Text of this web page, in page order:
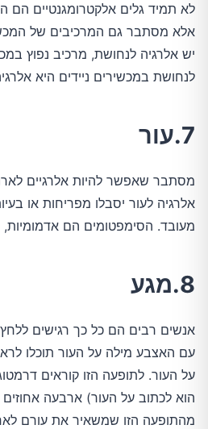
לא תמיד גלים אלקטרומגנטיים הם
אלא מסתבר גם המרכיבים של
יש אלרגיה לנחושת, מרכיב נפוץ
לנחושת במכשירים ניידים היא
7.עור
מסתבר שאפשר להיות אלרגיים
אלרגיה לעור יסבלו מפריחות או
מעובד. הסימפטומים הם אדמומיות,
8.מגע
אנשים רבים הם כל כך רגישים
עם האצבע מילה על העור תוכלו
על העור. לתופעה הזו קוראים
הוא לכתוב על העור) ארבעה אחוזים
מהתופעה הזו שמשאיר את עורם